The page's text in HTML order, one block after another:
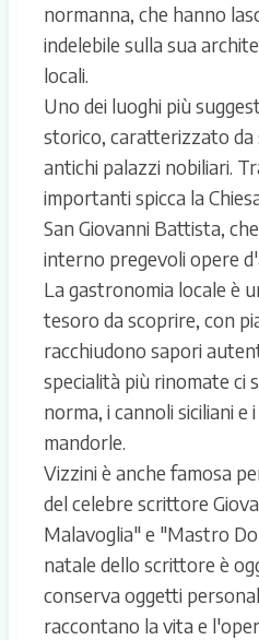
normanna, che hanno
indelebile sulla sua
locali.
Uno dei luoghi più
storico, caratterizzato
antichi palazzi nobiliari.
importanti spicca la
San Giovanni Battista,
interno pregevoli opere
La gastronomia locale è
tesoro da scoprire, con
racchiudono sapori
specialità più rinomate ci
norma, i cannoli siciliani e
mandorle.
Vizzini è anche famosa
del celebre scrittore
Malavoglia" e "Mastro
natale dello scrittore è
conserva oggetti
raccontano la vita e